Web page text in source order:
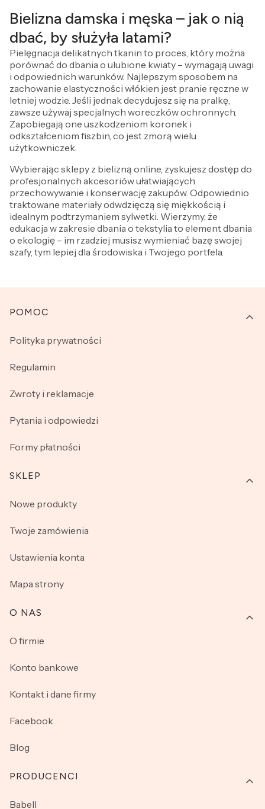
Bielizna damska i męska – jak o nią
dbać, by służyła latami?
Pielęgnacja delikatnych tkanin to proces, który można
porównać do dbania o ulubione kwiaty – wymagają uwagi
i odpowiednich warunków. Najlepszym sposobem na
zachowanie elastyczności włókien jest pranie ręczne w
letniej wodzie. Jeśli jednak decydujesz się na pralkę,
zawsze używaj specjalnych woreczków ochronnych.
Zapobiegają one uszkodzeniom koronek i
odkształceniom fiszbin, co jest zmorą wielu
użytkowniczek.
Wybierając sklepy z bielizną online, zyskujesz dostęp do
profesjonalnych akcesoriów ułatwiających
przechowywanie i konserwację zakupów. Odpowiednio
traktowane materiały odwdzięczą się miękkością i
idealnym podtrzymaniem sylwetki. Wierzymy, że
edukacja w zakresie dbania o tekstylia to element dbania
o ekologię – im rzadziej musisz wymieniać bazę swojej
szafy, tym lepiej dla środowiska i Twojego portfela.
Linki w stopce
POMOC
Polityka prywatności
Regulamin
Zwroty i reklamacje
Pytania i odpowiedzi
Formy płatności
SKLEP
Nowe produkty
Twoje zamówienia
Ustawienia konta
Mapa strony
O NAS
O firmie
Konto bankowe
Kontakt i dane firmy
Facebook
Blog
PRODUCENCI
Babell